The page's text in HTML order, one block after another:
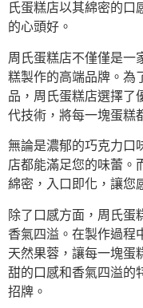
氏蛋糕店以其綿密的口
的心頭好。
周氏蛋糕店不僅僅是一
糕製作的高端品牌。為
品，周氏蛋糕店選擇了
代技術，將每一塊蛋糕
無論是濃郁的巧克力口
店都能滿足您的味蕾。
綿密，入口即化，讓您
除了口感方面，周氏蛋
香氣四溢。在製作過程
天然果蓉，讓每一塊蛋
甜的口感和香氣四溢的
招牌。